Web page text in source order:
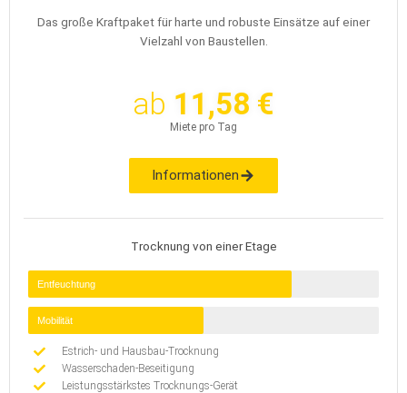
Das große Kraftpaket für harte und robuste Einsätze auf einer
Vielzahl von Baustellen.
ab 11,58 €
Miete pro Tag
Informationen
Trocknung von einer Etage
Entfeuchtung
Mobilität
Estrich- und Hausbau-Trocknung
Wasserschaden-Beseitigung
Leistungsstärkstes Trocknungs-Gerät